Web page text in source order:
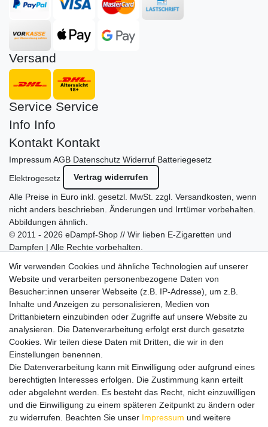
Versand
Service Service
Info Info
Kontakt Kontakt
Impressum AGB Datenschutz Widerruf Batteriegesetz
Elektrogesetz
Vertrag widerrufen
Alle Preise in Euro inkl. gesetzl. MwSt. zzgl. Versandkosten, wenn
nicht anders beschrieben. Änderungen und Irrtümer vorbehalten.
Abbildungen ähnlich.
© 2011 - 2026 eDampf-Shop // Wir lieben E-Zigaretten und
Dampfen | Alle Rechte vorbehalten.
mit vielen spannenden Artikeln.
Bitte entschuldigen Sie, wenn wir telefonisch wegen hoher
betrieblicher Auslastung nicht erreichbar sein sollten.
Schreiben Sie uns gerne eine E-Mail mit Ihrer Telefonnummer
und der Bitte um Rückruf.
Wir rufen Sie schnellstmöglich zurück.
Wir versenden in die folgenden Länder
Versandkostenfrei (DE) ab 69 €
Wir verwenden Cookies und ähnliche Technologien auf unserer
Website und verarbeiten personenbezogene Daten von
Besucher:innen unserer Webseite (z.B. IP-Adresse), um z.B.
Inhalte und Anzeigen zu personalisieren, Medien von
Drittanbietern einzubinden oder Zugriffe auf unsere Website zu
analysieren. Die Datenverarbeitung erfolgt erst durch gesetzte
Cookies. Wir teilen diese Daten mit Dritten, die wir in den
Einstellungen benennen.
Die Datenverarbeitung kann mit Einwilligung oder aufgrund eines
berechtigten Interesses erfolgen. Die Zustimmung kann erteilt
oder abgelehnt werden. Es besteht das Recht, nicht einzuwilligen
und die Einwilligung zu einem späteren Zeitpunkt zu ändern oder
zu widerrufen. Beachten Sie unser Impressum und weitere